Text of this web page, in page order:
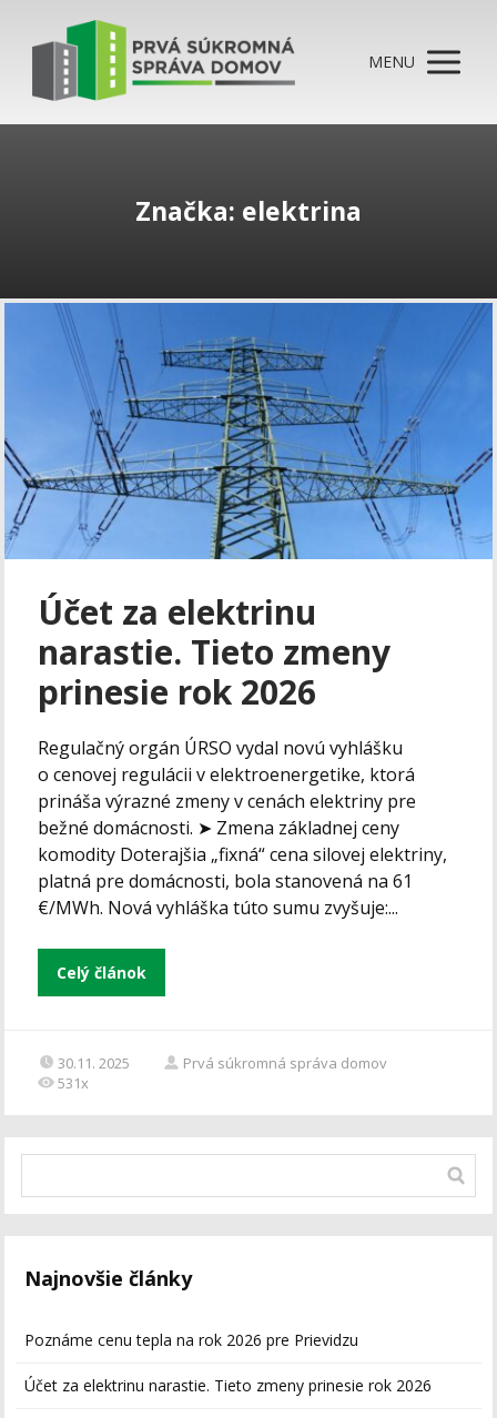
MENU
Značka: elektrina
Účet za elektrinu
narastie. Tieto zmeny
prinesie rok 2026
Regulačný orgán ÚRSO vydal novú vyhlášku
o cenovej regulácii v elektroenergetike, ktorá
prináša výrazné zmeny v cenách elektriny pre
bežné domácnosti. ➤ Zmena základnej ceny
komodity Doterajšia „fixná“ cena silovej elektriny,
platná pre domácnosti, bola stanovená na 61
€/MWh. Nová vyhláška túto sumu zvyšuje:...
Celý článok
30.11. 2025
Prvá súkromná správa domov
531x
Najnovšie články
Poznáme cenu tepla na rok 2026 pre Prievidzu
Účet za elektrinu narastie. Tieto zmeny prinesie rok 2026